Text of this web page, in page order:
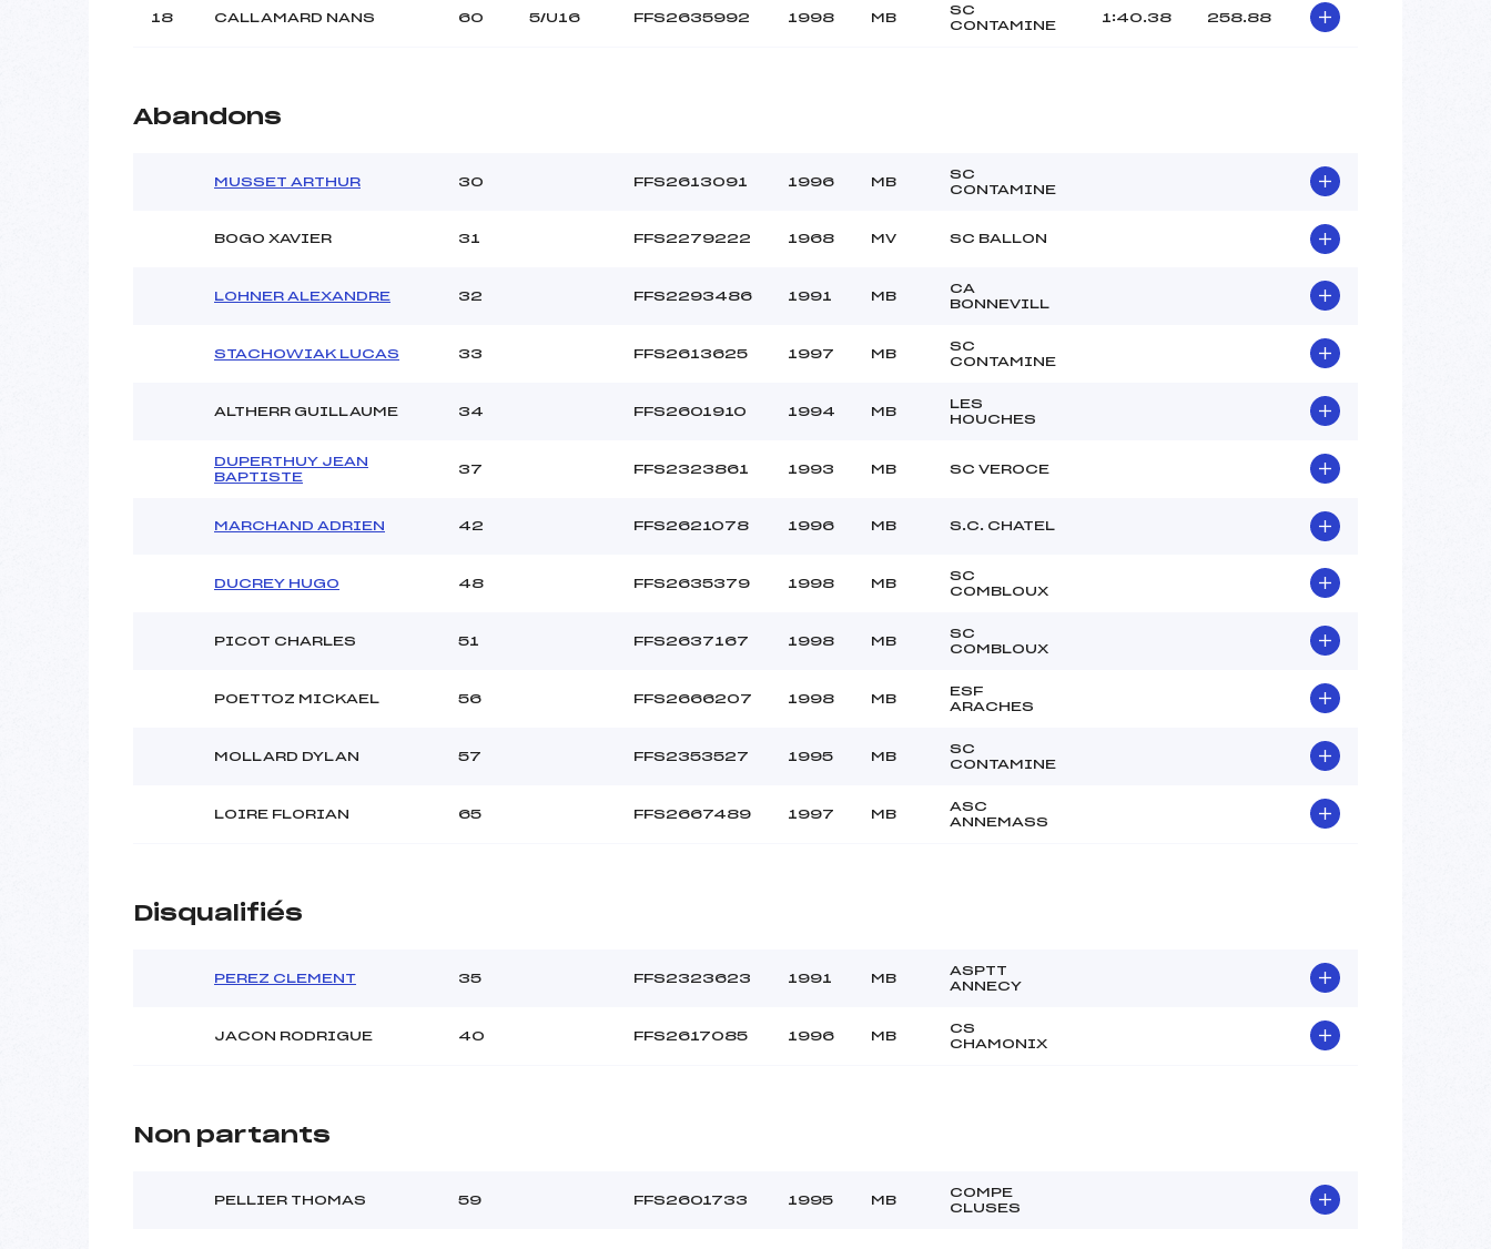
18 CALLAMARD NANS 60 5/U16 FFS2635992 1998 MB
SC
CONTAMINE
1:40.38 258.88
Abandons
MUSSET ARTHUR 30 FFS2613091 1996 MB
SC
CONTAMINE
BOGO XAVIER 31 FFS2279222 1968 MV SC BALLON
LOHNER ALEXANDRE 32 FFS2293486 1991 MB
CA
BONNEVILL
STACHOWIAK LUCAS 33 FFS2613625 1997 MB
SC
CONTAMINE
ALTHERR GUILLAUME 34 FFS2601910 1994 MB
LES
HOUCHES
DUPERTHUY JEAN
BAPTISTE
37 FFS2323861 1993 MB SC VEROCE
MARCHAND ADRIEN 42 FFS2621078 1996 MB S.C. CHATEL
DUCREY HUGO 48 FFS2635379 1998 MB
SC
COMBLOUX
PICOT CHARLES 51 FFS2637167 1998 MB
SC
COMBLOUX
POETTOZ MICKAEL 56 FFS2666207 1998 MB
ESF
ARACHES
MOLLARD DYLAN 57 FFS2353527 1995 MB
SC
CONTAMINE
LOIRE FLORIAN 65 FFS2667489 1997 MB
ASC
ANNEMASS
Disqualifiés
PEREZ CLEMENT 35 FFS2323623 1991 MB
ASPTT
ANNECY
JACON RODRIGUE 40 FFS2617085 1996 MB
CS
CHAMONIX
Non partants
PELLIER THOMAS 59 FFS2601733 1995 MB
COMPE
CLUSES